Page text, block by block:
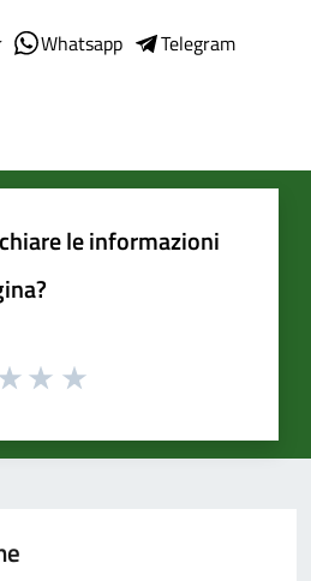
Whatsapp
Telegram
le informazioni